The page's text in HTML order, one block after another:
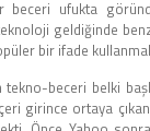
beceri ufukta
teknoloji geldiğinde
bir ifade
beceri belki
girince ortaya